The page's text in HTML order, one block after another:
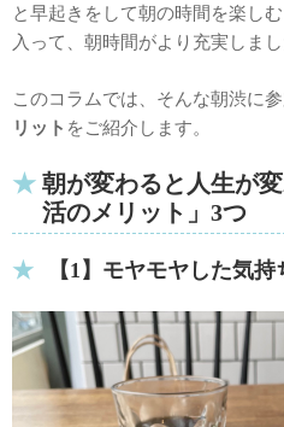
と早起きをして朝の時間を楽し
入って、朝時間がより充実しま
このコラムでは、そんな朝渋に
リット をご紹介します。
朝が変わると人生が
活のメリット」3つ
【1】モヤモヤした気持